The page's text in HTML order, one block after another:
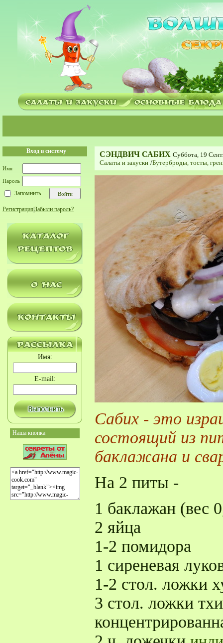
Вход в систему
Имя
Пароль
Запомнить
Регистрация Забыли пароль?
Имя:
E-mail:
Наша кнопка
СЭНДВИЧ САБИХ Суббота, 19
Салаты и закуски /Бутерброды, тосты,
Сабих - это
состоящий из
баклажана и
На 2 питы -
1 баклажан (вес
2 яйца
1-2 помидора
1 сиреневая
1-2 стол. ложки
3 стол. ложки